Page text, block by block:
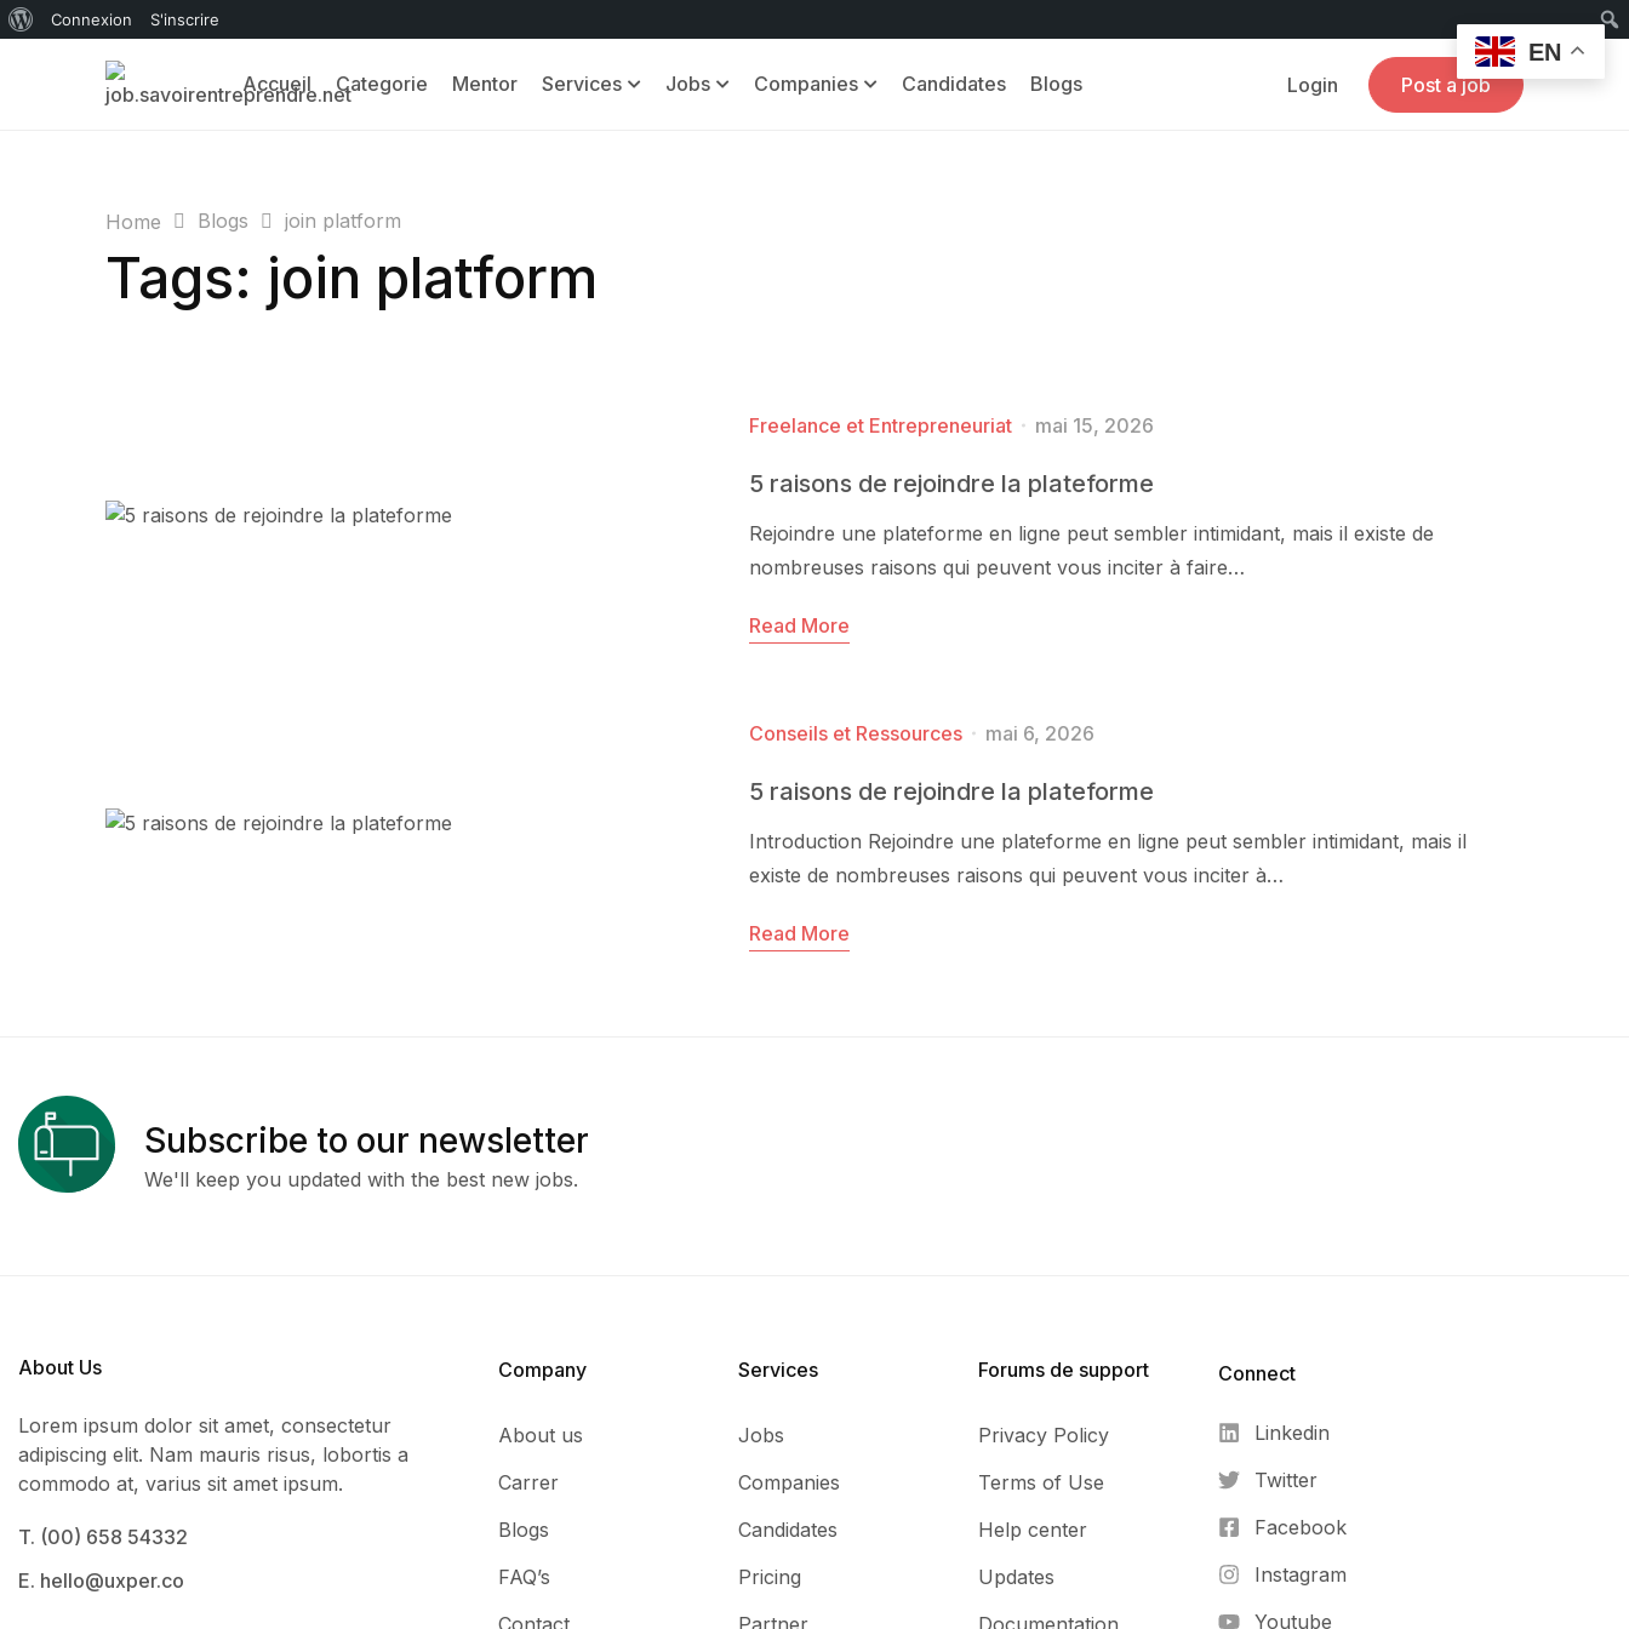
Connexion S'inscrire
Accueil Categorie Mentor Services Jobs Companies Candidates Blogs Login Post a job
Home Blogs join platform
Tags: join platform
Freelance et Entrepreneuriat mai 15, 2026
5 raisons de rejoindre la plateforme
Rejoindre une plateforme en ligne peut sembler intimidant, mais il existe de
nombreuses raisons qui peuvent vous inciter à faire…
Read More
Conseils et Ressources mai 6, 2026
5 raisons de rejoindre la plateforme
Introduction Rejoindre une plateforme en ligne peut sembler intimidant, mais il
existe de nombreuses raisons qui peuvent vous inciter à…
Read More
Subscribe to our newsletter
We'll keep you updated with the best new jobs.
About Us
Lorem ipsum dolor sit amet, consectetur
adipiscing elit. Nam mauris risus, lobortis a
commodo at, varius sit amet ipsum.
T. (00) 658 54332
E. hello@uxper.co
Company
About us
Carrer
Blogs
FAQ’s
Contact
Services​
Jobs
Companies
Candidates
Pricing
Partner
Forums de support
Privacy Policy
Terms of Use
Help center
Updates
Documentation
Connect​
Linkedin
Twitter
Facebook
Instagram
Youtube
EN